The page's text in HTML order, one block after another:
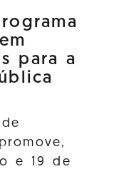
para a
e 19 de